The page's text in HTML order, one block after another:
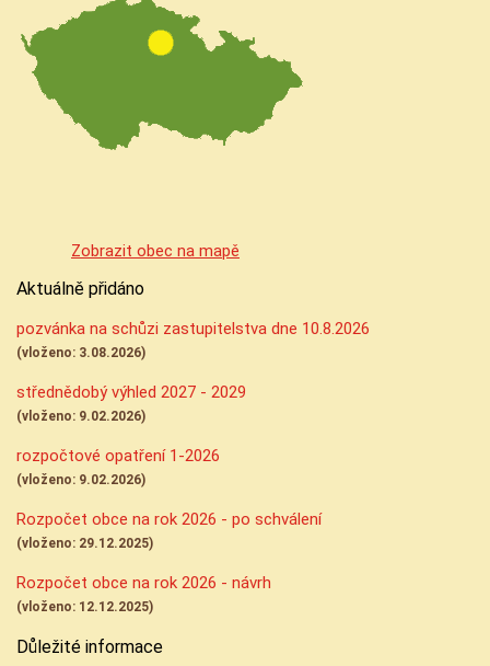
Zobrazit obec na mapě
Aktuálně přidáno
pozvánka na schůzi zastupitelstva dne 10.8.2026
(vloženo: 3.08.2026)
střednědobý výhled 2027 - 2029
(vloženo: 9.02.2026)
rozpočtové opatření 1-2026
(vloženo: 9.02.2026)
Rozpočet obce na rok 2026 - po schválení
(vloženo: 29.12.2025)
Rozpočet obce na rok 2026 - návrh
(vloženo: 12.12.2025)
Důležité informace